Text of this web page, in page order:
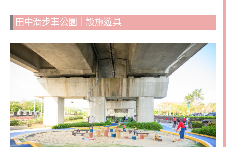
田中滑步車公園｜設施遊具